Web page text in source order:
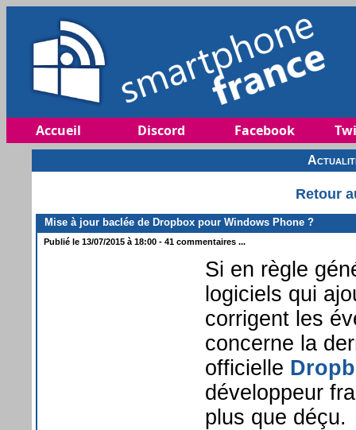
Accueil Discord Facebook
Retour
Mise à jour baclée de Dropbox pour Windows Phone ?
Publié le 13/07/2015 à 18:00 - 41 commentaires ...
Si en règle
logiciels qui
corrigent les
concerne la
officielle
développeur
plus que déçu.